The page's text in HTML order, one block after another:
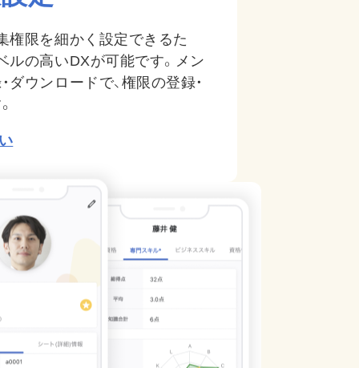
権限を細かく設定できるた
ルの高いDXが可能です。メン
ウンロードで、権限の登録・